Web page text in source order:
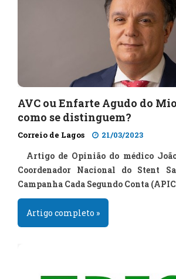
AVC ou Enfarte Agudo do
como se distinguem?
Correio de Lagos 21/03/2023
Artigo de Opinião do médico
Coordenador Nacional do Stent
Campanha Cada Segundo Conta
Artigo completo »